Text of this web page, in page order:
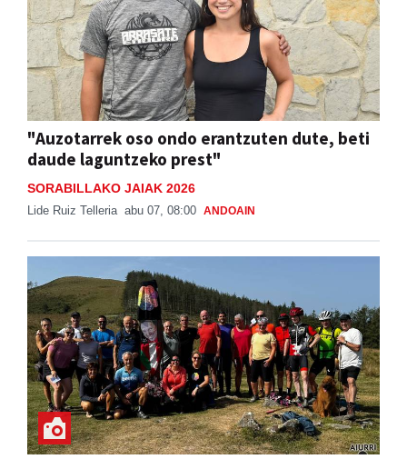
"Auzotarrek oso ondo erantzuten dute, beti
daude laguntzeko prest"
SORABILLAKO JAIAK 2026
Lide Ruiz Telleria abu 07, 08:00 ANDOAIN